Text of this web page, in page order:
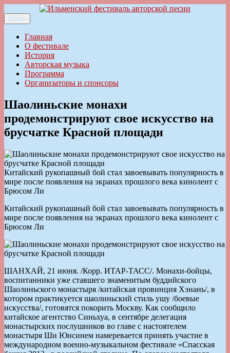
к
содержимому
Ильменский фестиваль авторской песни
Меню
Главная
О фестивале
История
Авторская музыка
Программа
Организаторы и спонсоры
Шаолиньские монахи
продемонстрируют свое искусство на
брусчатке Красной площади
Китайский рукопашный бой стал завоевывать популярность в
мире после появления на экранах прошлого века кинолент с
Брюсом Ли
Китайский рукопашный бой стал завоевывать популярность в
мире после появления на экранах прошлого века кинолент с
Брюсом Ли
ШАНХАЙ, 21 июня. /Корр. ИТАР-ТАСС/. Монахи-бойцы,
воспитанники уже ставшего знаменитым буддийского
Шаолиньского монастыря /китайская провинция Хэнань/, в
котором практикуется шаолиньский стиль ушу /боевые
искусства/, готовятся покорить Москву. Как сообщило
китайское агентство Синьхуа, в сентябре делегация
монастырских послушников во главе с настоятелем
монастыря Ши Юнсинем намеревается принять участие в
международном военно-музыкальном фестивале «Спасская